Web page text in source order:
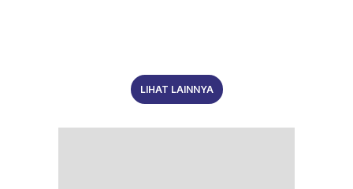
LIHAT LAINNYA